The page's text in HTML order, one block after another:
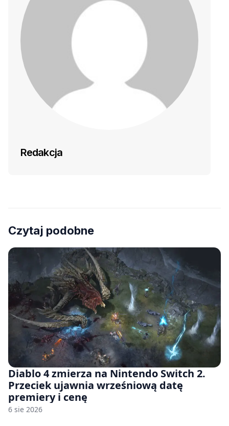
Redakcja
Czytaj podobne
Diablo 4 zmierza na Nintendo Switch 2.
Przeciek ujawnia wrześniową datę
premiery i cenę
6 sie 2026